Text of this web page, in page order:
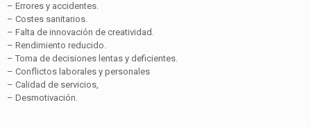
– Errores y accidentes.
– Costes sanitarios.
– Falta de innovación de creatividad.
– Rendimiento reducido.
– Toma de decisiones lentas y deficientes.
– Conflictos laborales y personales
– Calidad de servicios,
– Desmotivación.